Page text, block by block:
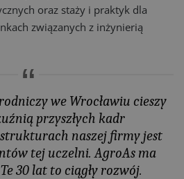
oraz staży i praktyk dla
związanych z inżynierią
we Wrocławiu cieszy
przyszłych kadr
naszej firmy jest
tej uczelni. AgroAs ma
30 lat to ciągły rozwój.